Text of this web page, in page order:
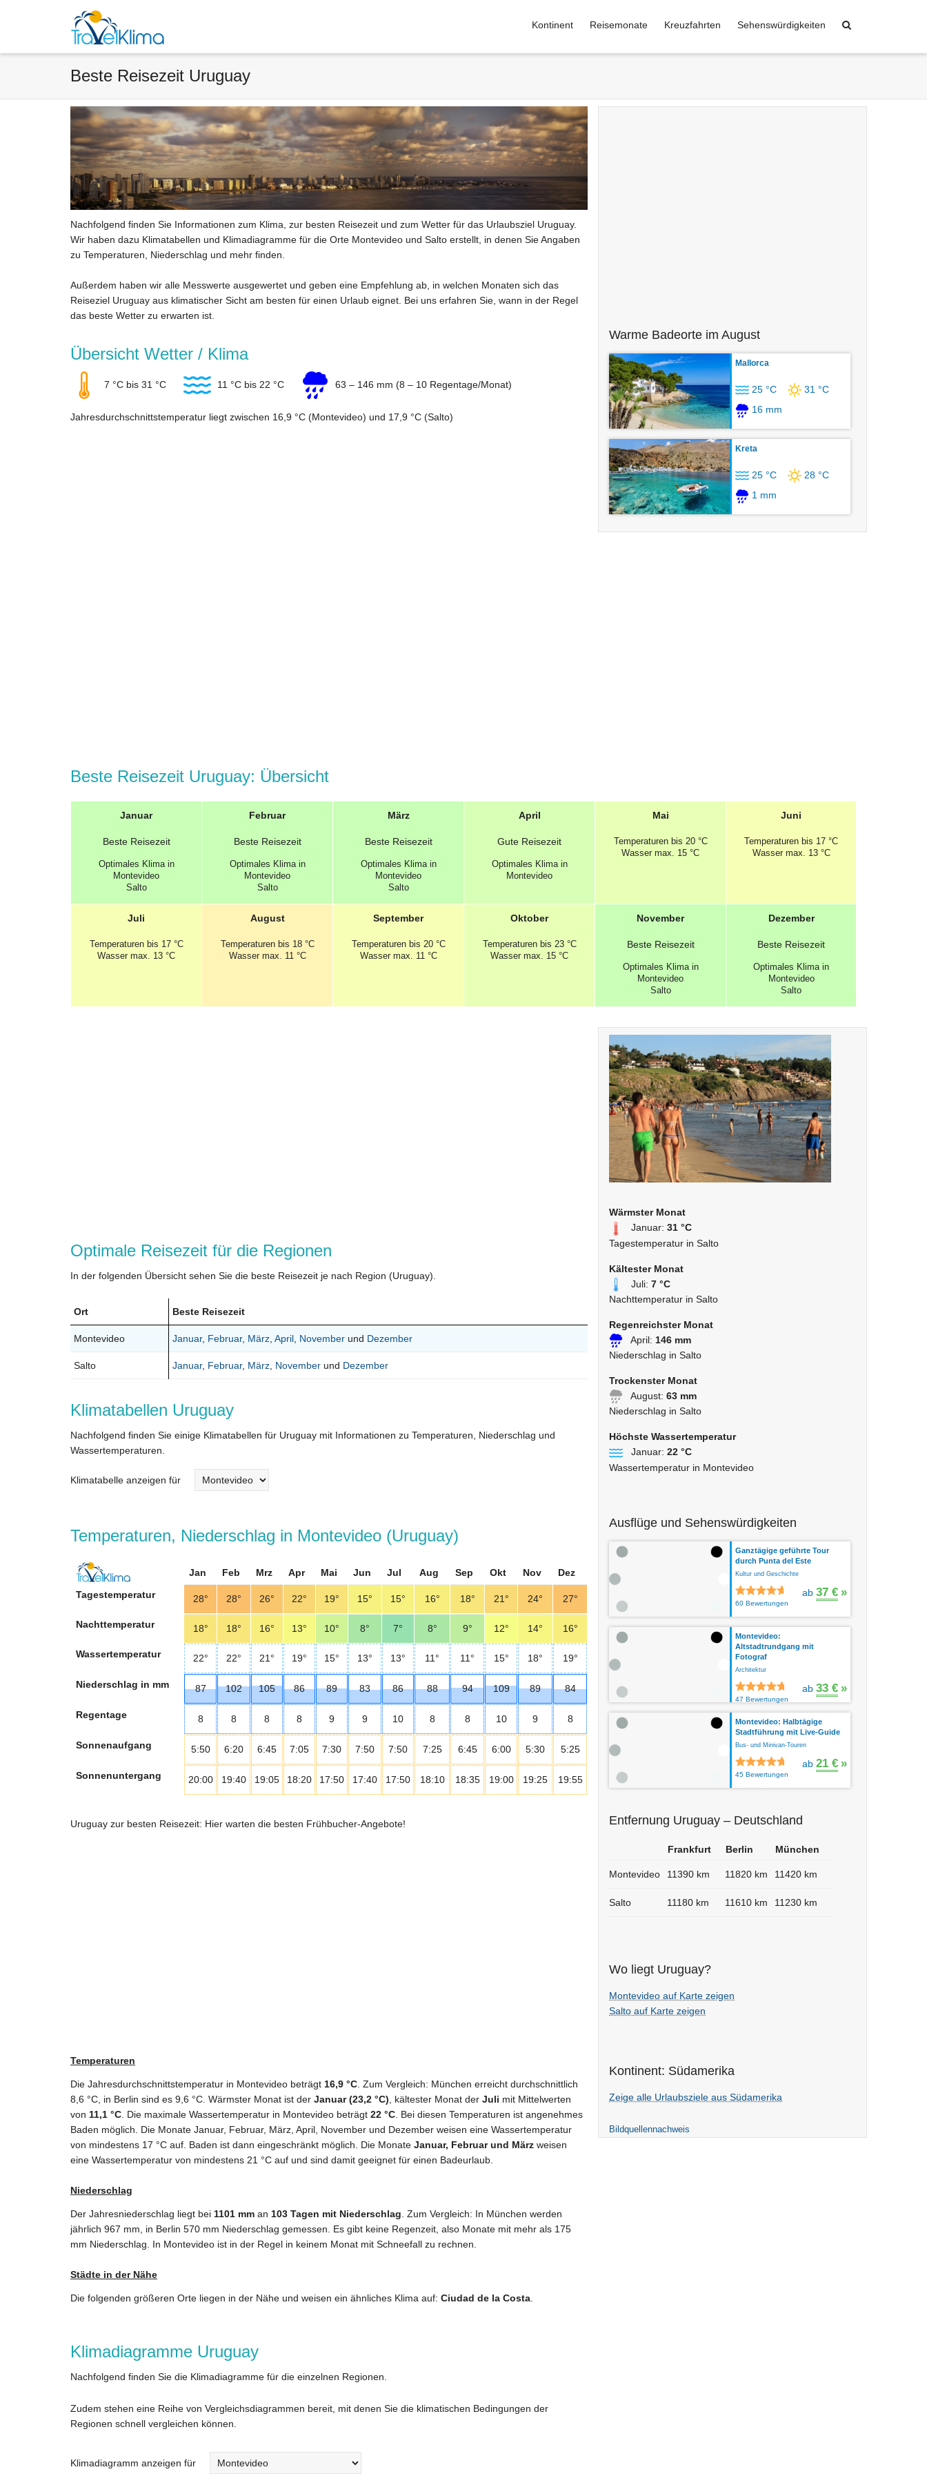
Kontinent Reisemonate Kreuzfahrten Sehenswürdigkeiten
Beste Reisezeit Uruguay
Nachfolgend finden Sie Informationen zum Klima, zur besten Reisezeit und zum Wetter für das Urlaubsziel Uruguay.
Wir haben dazu Klimatabellen und Klimadiagramme für die Orte Montevideo und Salto erstellt, in denen Sie Angaben
zu Temperaturen, Niederschlag und mehr finden.
Außerdem haben wir alle Messwerte ausgewertet und geben eine Empfehlung ab, in welchen Monaten sich das
Reiseziel Uruguay aus klimatischer Sicht am besten für einen Urlaub eignet. Bei uns erfahren Sie, wann in der Regel
das beste Wetter zu erwarten ist.
Übersicht Wetter / Klima
7 °C bis 31 °C 11 °C bis 22 °C 63 – 146 mm (8 – 10 Regentage/Monat)
Jahresdurchschnittstemperatur liegt zwischen 16,9 °C (Montevideo) und 17,9 °C (Salto)
Warme Badeorte im August
Mallorca
25 °C
31 °C
16 mm
Kreta
25 °C
28 °C
1 mm
Beste Reisezeit Uruguay: Übersicht
Januar
Beste Reisezeit
Optimales Klima in
Montevideo
Salto
Februar
Beste Reisezeit
Optimales Klima in
Montevideo
Salto
März
Beste Reisezeit
Optimales Klima in
Montevideo
Salto
April
Gute Reisezeit
Optimales Klima in
Montevideo
Mai
Temperaturenbis 20 °C
Wasser max. 15 °C
Juni
Temperaturen bis 17 °C
Wasser max. 13 °C
Juli
Temperaturenbis 17 °C
Wasser max. 13 °C
August
Temperaturenbis 18 °C
Wasser max. 11 °C
September
Temperaturenbis 20 °C
Wasser max. 11 °C
Oktober
Temperaturenbis 23 °C
Wasser max. 15 °C
November
Beste Reisezeit
Optimales Klima in
Montevideo
Salto
Dezember
Beste Reisezeit
Optimales Klima in
Montevideo
Salto
Optimale Reisezeit für die Regionen
In der folgenden Übersicht sehen Sie die beste Reisezeit je nach Region (Uruguay).
Ort Beste Reisezeit
Montevideo Januar, Februar, März April November und Dezember
Salto Januar, Februar, März November und Dezember
Klimatabellen Uruguay
Nachfolgend finden Sie einige Klimatabellen für Uruguay mit Informationen zu Temperaturen, Niederschlag und
Wassertemperaturen.
Klimatabelle anzeigen für
Temperaturen, Niederschlag in Montevideo (Uruguay)
Jan Feb Mrz Apr Mai Jun Jul Aug Sep Okt Nov
Dez
Tagestemperatur
28° 28° 26° 22° 19° 15° 15° 16° 18° 21° 24° 27°
Nachttemperatur 18° 18° 16° 13° 10° 8° 7° 8° 9° 12° 14° 16°
Wassertemperatur 22° 22° 21° 19° 15° 13° 13° 11° 11° 15° 18° 19°
Niederschlag in mm 87 102 105 86 89 83 86 88 94 109 89 84
Regentage 8 8 8 8 9 9 10 8 8 10 9 8
Sonnenaufgang 5:50 6:20 6:45 7:05 7:30 7:50 7:50 7:25 6:45 6:00 5:30 5:25
Sonnenuntergang 20:00 19:40 19:05 18:20 17:50 17:40 17:50 18:10 18:35 19:00 19:25 19:55
Uruguay zur besten Reisezeit: Hier warten die besten Frühbucher-Angebote!
Temperaturen
Die Jahresdurchschnittstemperatur in Montevideo beträgt 16,9 °C . Zum Vergleich: München erreicht durchschnittlich
8,6 °C, in Berlin sind es 9,6 °C. Wärmster Monat ist der Januar (23,2 °C) , kältester Monat der Juli mit Mittelwerten
von 11,1 °C . Die maximale Wassertemperatur in Montevideo beträgt 22 °C . Bei diesen Temperaturen ist angenehmes
Baden möglich. Die Monate Januar, Februar, März, April, November und Dezember weisen eine Wassertemperatur
von mindestens 17 °C auf. Baden ist dann eingeschränkt möglich. Die Monate Januar, Februar und März weisen
eine Wassertemperatur von mindestens 21 °C auf und sind damit geeignet für einen Badeurlaub.
Niederschlag
Der Jahresniederschlag liegt bei 1101 mm an 103 Tagen mit Niederschlag . Zum Vergleich: In München werden
jährlich 967 mm, in Berlin 570 mm Niederschlag gemessen. Es gibt keine Regenzeit, also Monate mit mehr als 175
mm Niederschlag. In Montevideo ist in der Regel in keinem Monat mit Schneefall zu rechnen.
Städte in der Nähe
Die folgenden größeren Orte liegen in der Nähe und weisen ein ähnliches Klima auf: Ciudad de la Costa
Klimadiagramme Uruguay
Nachfolgend finden Sie die Klimadiagramme für die einzelnen Regionen.
Zudem stehen eine Reihe von Vergleichsdiagrammen bereit, mit denen Sie die klimatischen Bedingungen der
Regionen schnell vergleichen können.
Klimadiagramm anzeigen für
Wärmster Monat
Januar: 31 °C
Tagestemperatur in Salto
Kältester Monat
Juli: 7 °C
Nachttemperatur in Salto
Regenreichster Monat
April: 146 mm
Niederschlag in Salto
Trockenster Monat
August: 63 mm
Niederschlag in Salto
Höchste Wassertemperatur
Januar: 22 °C
Wassertemperatur in Montevideo
Ausflüge und Sehenswürdigkeiten
Ganztägige geführte Tour
durch Punta del Este
Kultur und Geschichte
60 Bewertungen
ab 37 € »
Montevideo:
Altstadtrundgang mit
Fotograf
Architektur
47 Bewertungen
ab 33 € »
Montevideo: Halbtägige
Stadtführung mit Live-Guide
Bus- und Minivan-Touren
45 Bewertungen
ab 21 € »
Entfernung Uruguay – Deutschland
Frankfurt Berlin München
Montevideo 11390 km 11820 km 11420 km
Salto 11180 km 11610 km 11230 km
Wo liegt Uruguay?
Montevideo auf Karte zeigen
Salto auf Karte zeigen
Kontinent: Südamerika
Zeige alle Urlaubsziele aus Südamerika
Bildquellennachweis